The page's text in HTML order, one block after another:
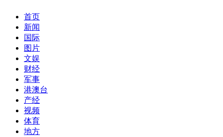
首页
新闻
国际
图片
文娱
财经
军事
港澳台
产经
视频
体育
地方